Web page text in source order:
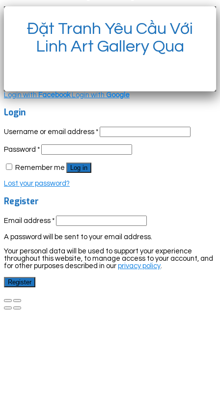
Đặt Tranh Yêu Cầu Với
Linh Art Gallery Qua
Login withFacebook Login withGoogle
Login
Username or email address *
Password *
Remember me Log in
Lost your password?
Register
Email address *
A password will be sent to your email address.
Your personal data will be used to support your experience
throughout this website, to manage access to your account, and
for other purposes described in our privacy policy.
Register